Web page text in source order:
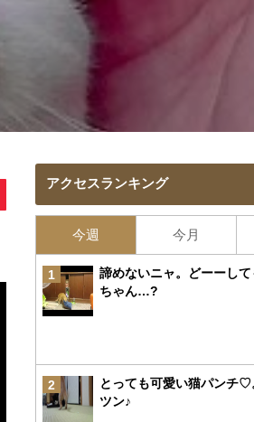
アクセスランキング
今週 今月
1
諦めないニャ。どーーし
ちゃん…?
2
とっても可愛い猫パンチ♡
ツン♪